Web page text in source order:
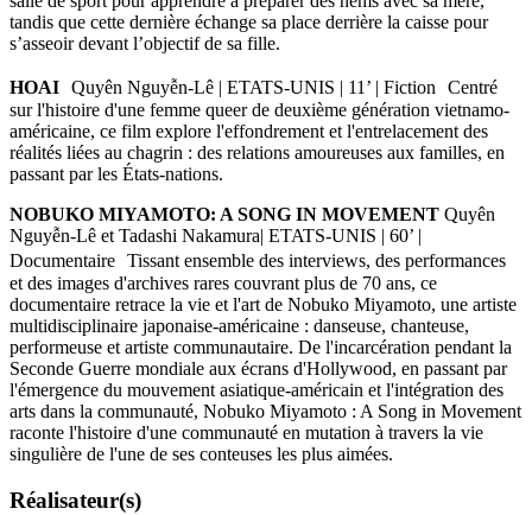
tandis que cette dernière échange sa place derrière la caisse pour
s’asseoir devant l’objectif de sa fille.
HOAI Quyên Nguyễn-Lê | ETATS-UNIS | 11’ | Fiction Centré
sur l'histoire d'une femme queer de deuxième génération vietnamo-
américaine, ce film explore l'effondrement et l'entrelacement des
réalités liées au chagrin : des relations amoureuses aux familles, en
passant par les États-nations.
NOBUKO MIYAMOTO: A SONG IN MOVEMENT Quyên
Nguyễn-Lê et Tadashi Nakamura| ETATS-UNIS | 60’ |
Documentaire Tissant ensemble des interviews, des performances
et des images d'archives rares couvrant plus de 70 ans, ce
documentaire retrace la vie et l'art de Nobuko Miyamoto, une artiste
multidisciplinaire japonaise-américaine : danseuse, chanteuse,
performeuse et artiste communautaire. De l'incarcération pendant la
Seconde Guerre mondiale aux écrans d'Hollywood, en passant par
l'émergence du mouvement asiatique-américain et l'intégration des
arts dans la communauté, Nobuko Miyamoto : A Song in Movement
raconte l'histoire d'une communauté en mutation à travers la vie
singulière de l'une de ses conteuses les plus aimées.
Réalisateur(s)